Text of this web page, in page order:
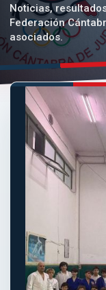
Noticias,
Federación
asociados.